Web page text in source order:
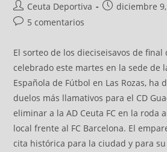
Ceuta Deportiva diciembre
5 comentarios
El sorteo de los dieciseisavos de final
celebrado este martes en la sede de
Española de Fútbol en Las Rozas, ha
duelos más llamativos para el CD
eliminar a la AD Ceuta FC en la roda
local frente al FC Barcelona. El
cita histórica para la ciudad y para